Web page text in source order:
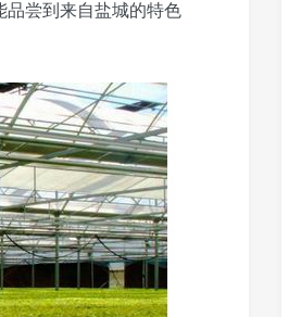
尝到来自盐城的特色